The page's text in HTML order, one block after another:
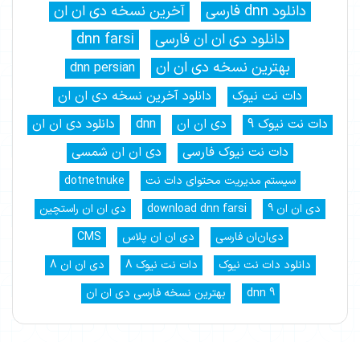
دانلود dnn فارسی
آخرین نسخه دی ان ان
دانلود دی ان ان فارسی
dnn farsi
بهترین نسخه دی ان ان
dnn persian
دات نت نیوک
دانلود آخرین نسخه دی ان ان
دات نت نیوک 9
دی ان ان dnn
دانلود دی ان ان
دات نت نیوک فارسی
دی ان ان شمسی
سیستم مدیریت محتوای دات نت
dotnetnuke
دی ان ان 9
download dnn farsi
دی ان ان راستچین
دی‌ان‌ان فارسی
دی ان ان پلاس
CMS
دانلود دات نت نیوک
دات نت نیوک 8
دی ان ان 8
dnn 9
بهترین نسخه فارسی دی ان ان